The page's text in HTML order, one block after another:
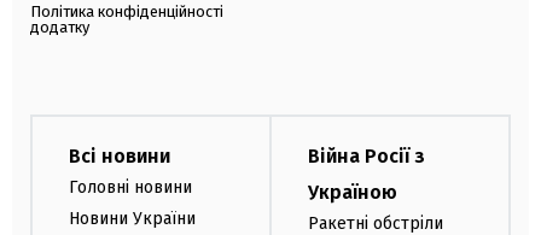
Політика конфіденційності
додатку
Всі новини
Головні новини
Новини України
Війна Росії з
Україною
Ракетні обстріли